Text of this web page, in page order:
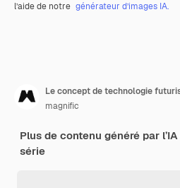
l’aide de notre générateur d’images IA.
Le concept de technologie
magnific
Plus de contenu généré par
série